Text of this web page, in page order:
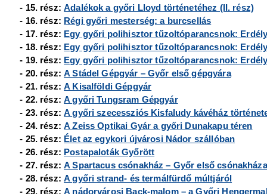
- 15. rész:Adalékok a győri Lloyd történetéhez (II. rész)
- 16. rész: Régi győri mesterség: a burcsellás
- 17. rész: Egy győri polihisztor tűzoltóparancsnok: Erdély
- 18. rész: Egy győri polihisztor tűzoltóparancsnok: Erdély
- 19. rész: Egy győri polihisztor tűzoltóparancsnok: Erdély
- 20. rész:A Stádel Gépgyár – Győr első gépgyára
- 21. rész:A Kisalföldi Gépgyár
- 22. rész:A győri Tungsram Gépgyár
- 23. rész:A győri szecessziós Kisfaludy kávéház
- 24. rész:A Zeiss Optikai Gyár a győri Dunakapu téren
- 25. rész: Élet az egykori újvárosi Nádor szállóban
- 26. rész: Postapaloták Győrött
- 27. rész:A Spartacus csónakház– Győr első csónakháza
- 28. rész:A győri strand- és termálfürdő múltjáról
- 29. rész:A nádorvárosi Back-malom – a Győri